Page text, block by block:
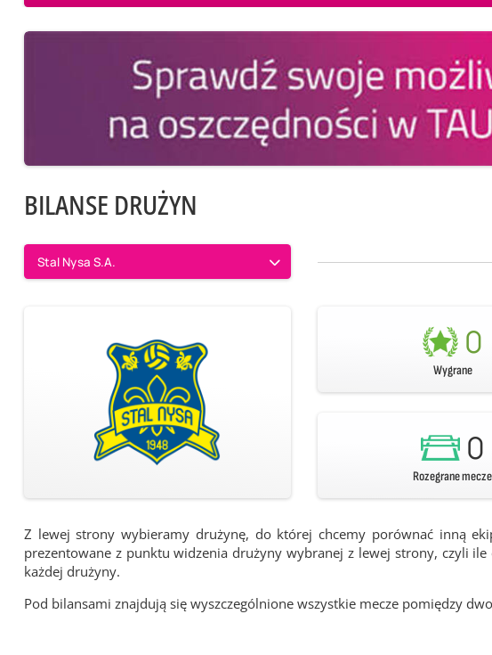
BILANSE DRUŻYN
Stal Nysa S.A.
0
Wygrane
0
Rozegrane mecze
Z lewej strony wybieramy drużynę, do której chcemy porównać inną
prezentowane z punktu widzenia drużyny wybranej z lewej strony, czyli
każdej drużyny.
Pod bilansami znajdują się wyszczególnione wszystkie mecze pomiędzy